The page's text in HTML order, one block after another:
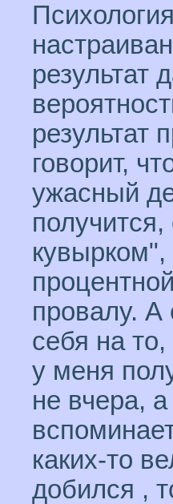
результат
результат
говорит,
ужасный
кувырком",
провалу. А
себя на
у меня
не вчера,
каких-то
добился ,